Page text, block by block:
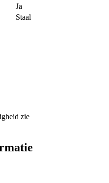
Ja
Staal
zie